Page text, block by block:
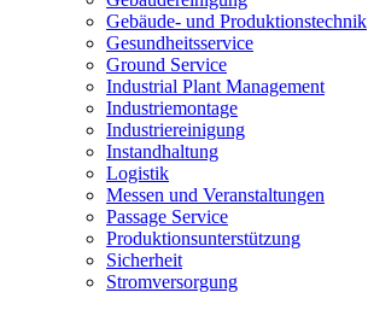
Gebäude- und Produktionstechnik
Gesundheitsservice
Ground Service
Industrial Plant Management
Industriemontage
Industriereinigung
Instandhaltung
Logistik
Messen und Veranstaltungen
Passage Service
Produktionsunterstützung
Sicherheit
Stromversorgung